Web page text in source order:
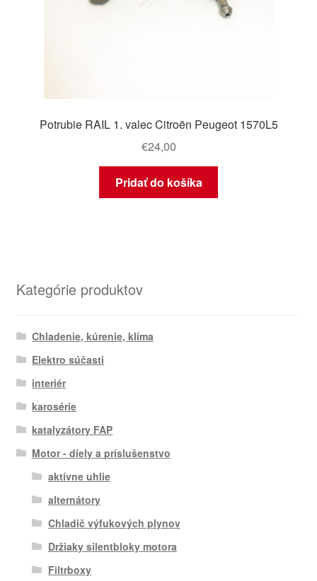
Potrubie RAIL 1. valec Citroën Peugeot 1570L5
€24,00
Pridať do košíka
Kategórie produktov
Chladenie, kúrenie, klíma
Elektro súčasti
interiér
karosérie
katalyzátory FAP
Motor - diely a príslušenstvo
aktívne uhlie
alternátory
Chladič výfukových plynov
Držiaky silentbloky motora
Filtrboxy